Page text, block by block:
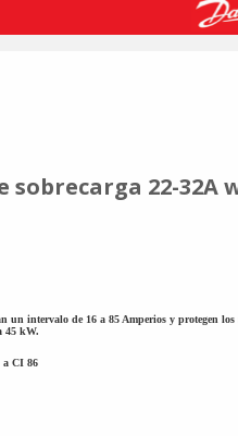
sobrecarga 22-32A
un intervalo de 16 a 85 Amperios y protegen los
45 kW.
a CI 86